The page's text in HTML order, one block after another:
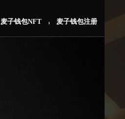
麦子钱包NFT 麦子钱包注册